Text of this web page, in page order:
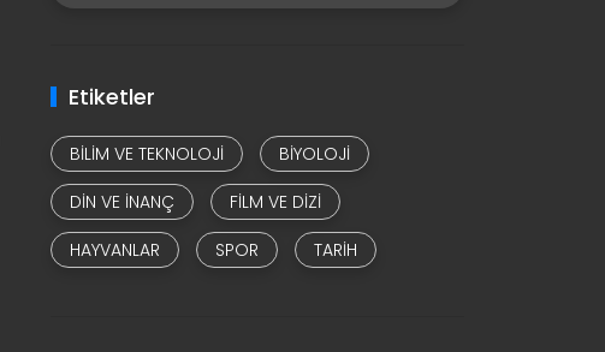
Etiketler
BILIM VE TEKNOLOJI
BIYOLOJI
DIN VE INANÇ
FILM VE DIZI
HAYVANLAR
SPOR TARIH